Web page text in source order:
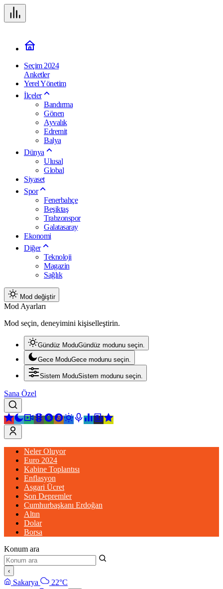
Seçim 2024
Anketler
Yerel Yönetim
İlçeler
Bandırma
Gönen
Ayvalık
Edremit
Balya
Dünya
Ulusal
Global
Siyaset
Spor
Fenerbahçe
Beşiktaş
Trabzonspor
Galatasaray
Ekonomi
Diğer
Teknoloji
Magazin
Sağlık
Mod değiştir
Mod Ayarları
Mod seçin, deneyimini kişiselleştirin.
Gündüz ModuGündüz modunu seçin.
Gece ModuGece modunu seçin.
Sistem ModuSistem modunu seçin.
Sana Özel
Neler Oluyor
Euro 2024
Kabine Toplantısı
Enflasyon
Asgari Ücret
Son Depremler
Cumhurbaşkanı Erdoğan
Altın
Dolar
Borsa
Konum ara
‹
Sakarya
22°C